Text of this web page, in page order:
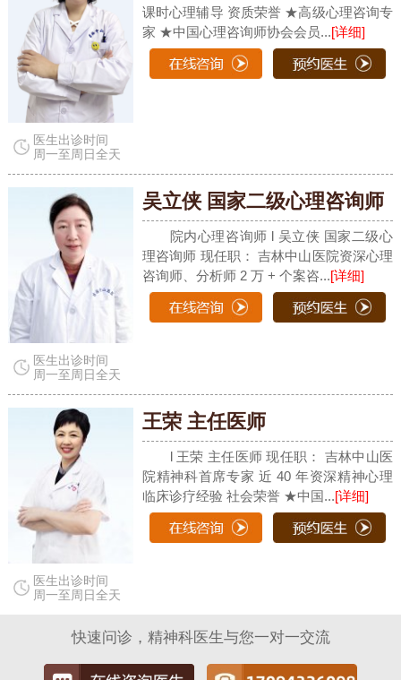
医生出诊时间
周一至周日全天
课时心理辅导 资质荣誉 ★高级心理咨询专
家 ★中国心理咨询师协会会员...[详细]
医生出诊时间
周一至周日全天
吴立侠 国家二级心理咨询师
院内心理咨询师 l 吴立侠 国家二级心
理咨询师 现任职： 吉林中山医院资深心理
咨询师、分析师 2 万 + 个案咨...[详细]
医生出诊时间
周一至周日全天
王荣 主任医师
l 王荣 主任医师 现任职： 吉林中山医
院精神科首席专家 近 40 年资深精神心理
临床诊疗经验 社会荣誉 ★中国...[详细]
快速问诊，精神科医生与您一对一交流